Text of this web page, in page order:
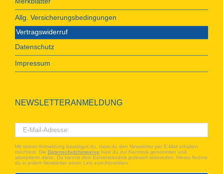
Allg. Versicherungsbedingungen
Vertragswiderruf
Datenschutz
Impressum
NEWSLETTERANMELDUNG
Mit deiner Anmeldung bestätigst du, dass du den Newsletter per E-Mail erhalten
möchtest. Die Datenschutzhinweise hast du zur Kenntnis genommen und
akzeptierst diese. Du kannst dein Einverständnis jederzeit widerrufen. Hierzu findest
du in jedem Newsletter einen Link zum Abmelden.